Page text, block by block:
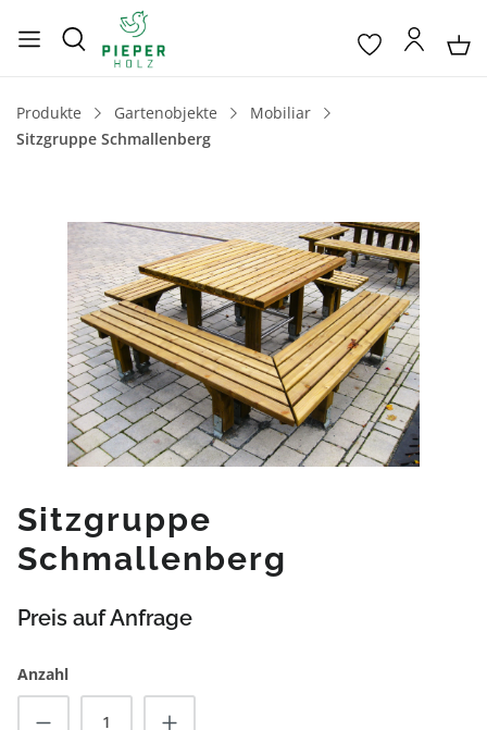
Produkte Gartenobjekte
Mobiliar
Sitzgruppe Schmallenberg
Bildergalerie überspringen
Sitzgruppe
Schmallenberg
Preis auf Anfrage
Anzahl
Produkt Anzahl: Gib den gewünschten